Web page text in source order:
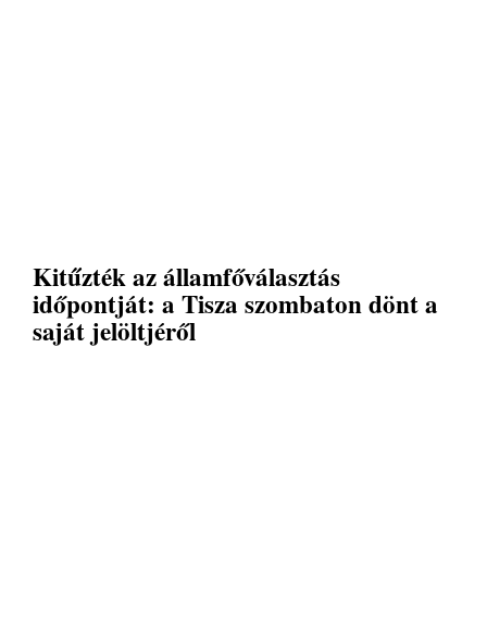
Kitűzték az államfőválasztás
időpontját: a Tisza szombaton dönt a
saját jelöltjéről